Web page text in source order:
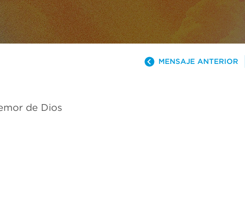
de la historia. ¿Qué tiene que ver la historia de un hombre que
de años con nosotros hoy? La vida de David demuestra una
necesita que seas perfecto. Solo quiere tu corazón.
MENSAJE ANTERIOR
de Dios